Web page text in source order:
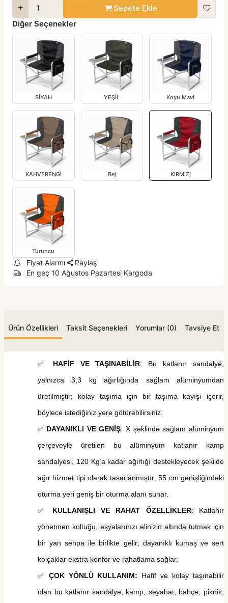
Sepete Ekle
Diğer Seçenekler
SİYAH YEŞİL Koyu Mavi
KAHVERENGİ Bej KIRMIZI
Turuncu
Fiyat Alarmı
Paylaş
En geç 10 Ağustos Pazartesi Kargoda
Ürün Özellikleri Taksit Seçenekleri Yorumlar (0) Tavsiye Et
✅ HAFİF VE TAŞINABİLİR: Bu katlanır sandalye,
yalnızca 3,3 kg ağırlığında sağlam alüminyumdan
üretilmiştir; kolay taşıma için bir taşıma kayışı içerir,
böylece istediğiniz yere götürebilirsiniz.
✅ DAYANIKLI VE GENİŞ: X şeklinde sağlam alüminyum
çerçeveyle üretilen bualüminyum katlanır kamp
sandalyesi, 120 Kg’a kadar ağırlığı destekleyecek şekilde
ağır hizmet tipi olarak tasarlanmıştır;55 cm genişliğindeki
oturma yeri geniş bir oturma alanı sunar.
✅ KULLANIŞLI VE RAHAT ÖZELLİKLER: Katlanır
yönetmen koltuğu, eşyalarınızı elinizin altında tutmak için
bir yan sehpa ile birlikte gelir; dayanıklı kumaş ve sert
kolçaklar ekstra konfor ve rahatlama sağlar.
✅ ÇOK YÖNLÜ KULLANIM: Hafif ve kolay taşınabilir
olan bu katlanır sandalye, kamp, ​​seyahat, bahçe, piknik,